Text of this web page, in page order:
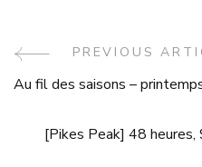
Post
Navigation
PREVIOUS
Au fil des saisons –
[Pikes Peak] 48